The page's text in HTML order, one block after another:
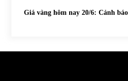
Giá vàng hôm nay 20/6: Cảnh